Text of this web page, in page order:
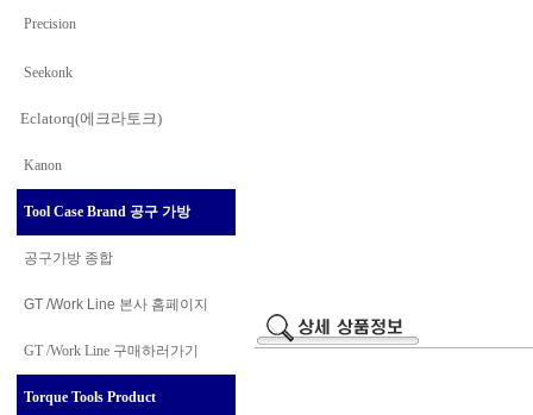
Precision
Seekonk
Eclatorq(에크라토크)
Kanon
Tool Case Brand 공구 가방
공구가방 종합
GT /Work Line 본사 홈페이지
GT /Work Line 구매하러가기
Torque Tools Product